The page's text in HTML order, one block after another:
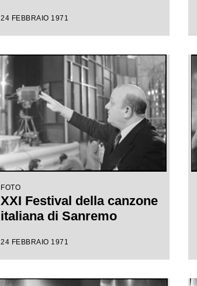
24 FEBBRAIO 1971
FOTO
XXI Festival della canzone
italiana di Sanremo
24 FEBBRAIO 1971